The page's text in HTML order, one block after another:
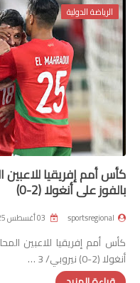
الرياضة الدولية
كأس أمم إفريقيا للاعبين
بالفوز على أنغولا (2-0)
sportsregional
كأس أمم إفريقيا للاعبين
أنغولا (2-0) نيروبي/ 3 …